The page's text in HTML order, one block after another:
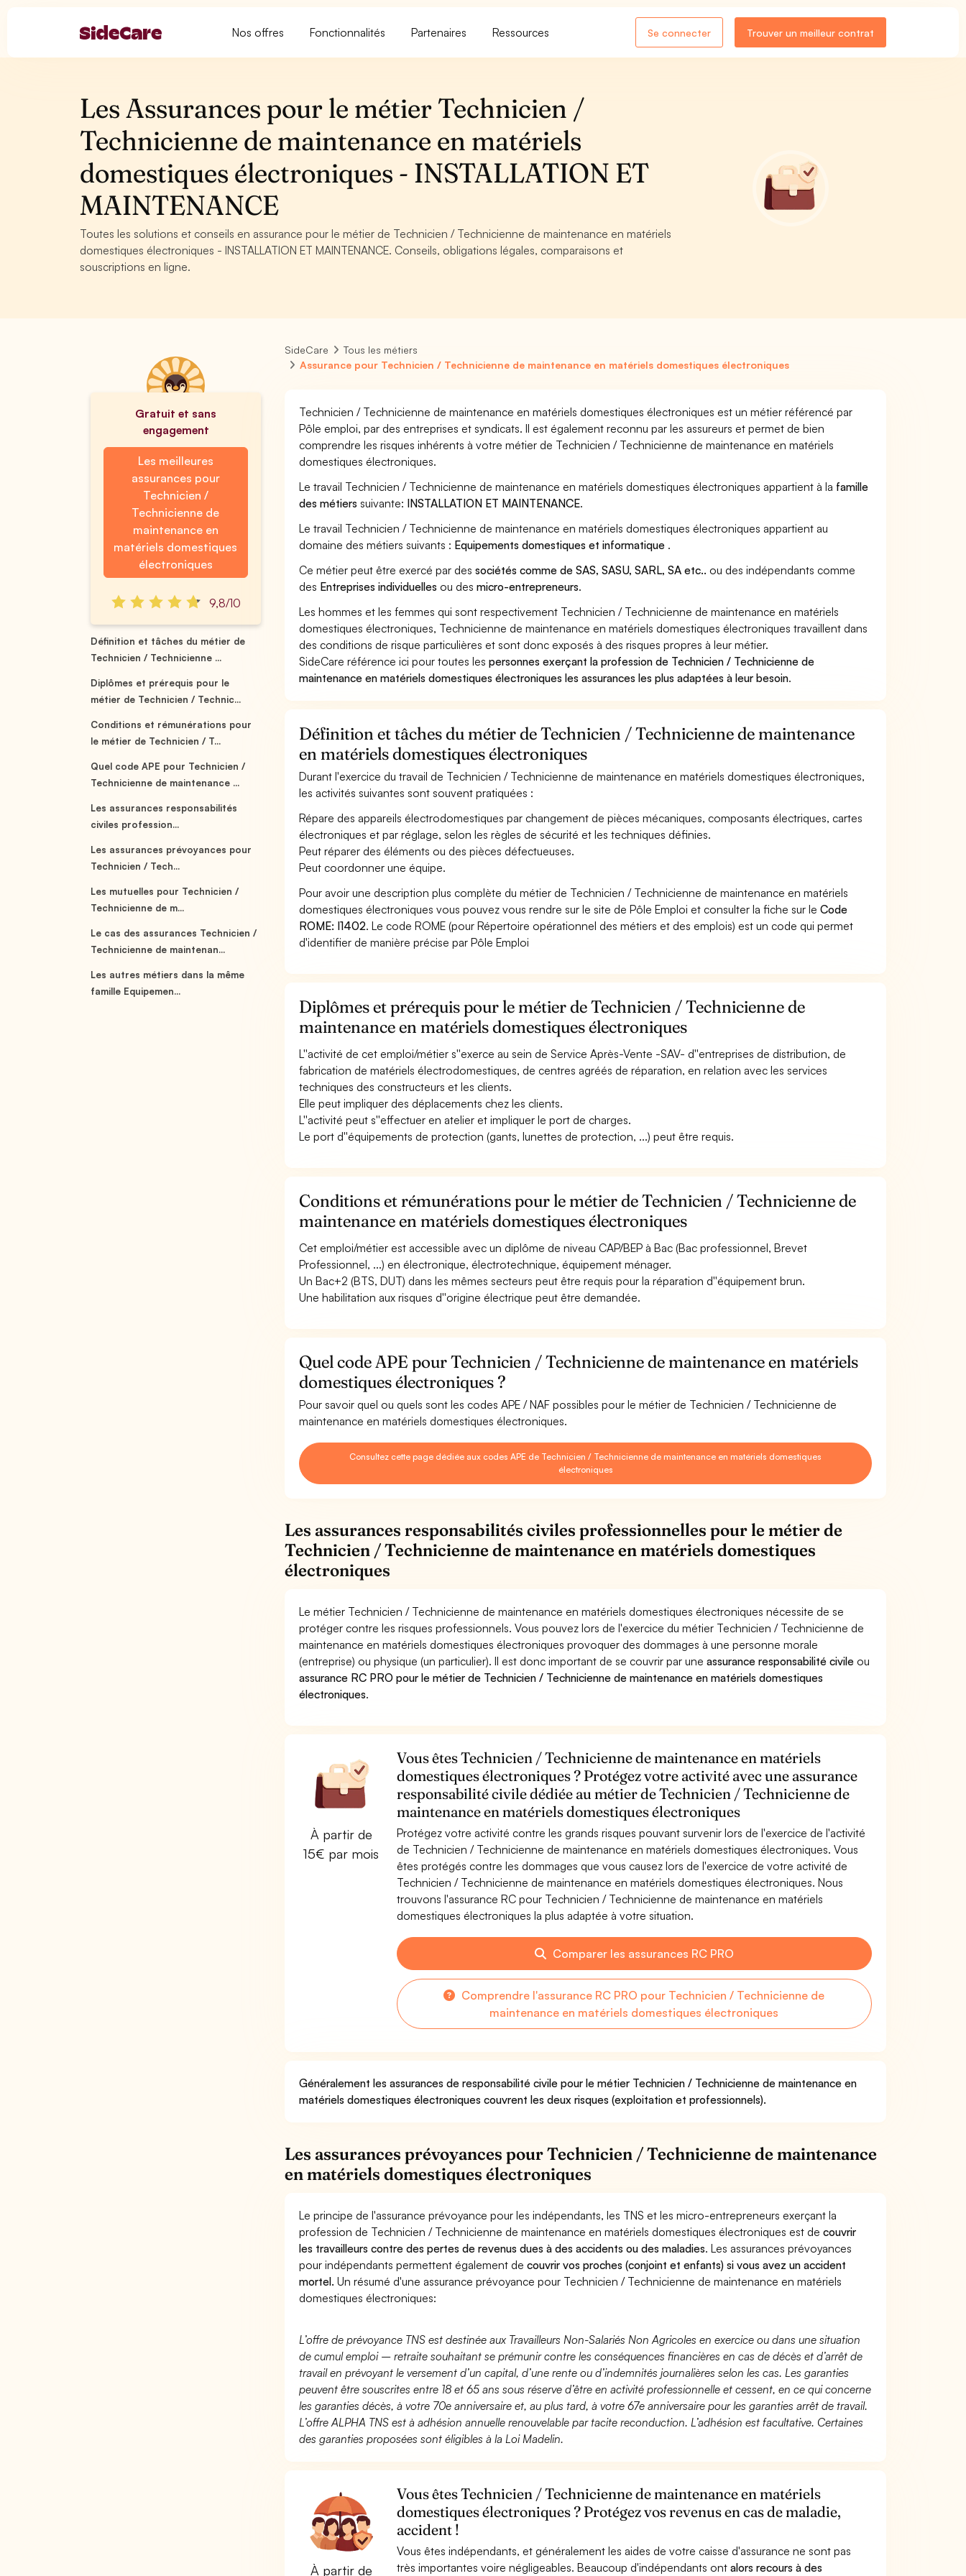
Nos offres Fonctionnalités Partenaires Ressources Se connecter Trouver un meilleur contrat
Les Assurances pour le métier Technicien /
Technicienne de maintenance en matériels
domestiques électroniques - INSTALLATION ET
MAINTENANCE
Toutes les solutions et conseils en assurance pour le métier de Technicien / Technicienne de maintenance en matériels
domestiques électroniques - INSTALLATION ET MAINTENANCE. Conseils, obligations légales, comparaisons et
souscriptions en ligne.
Gratuit et sans
engagement
Les meilleures
assurances pour
Technicien /
Technicienne de
maintenance en
matériels domestiques
électroniques
9,8/10
Définition et tâches du métier de
Technicien / Technicienne ...
Diplômes et prérequis pour le
métier de Technicien / Technic...
Conditions et rémunérations pour
le métier de Technicien / T...
Quel code APE pour Technicien /
Technicienne de maintenance ...
Les assurances responsabilités
civiles profession...
Les assurances prévoyances pour
Technicien / Tech...
Les mutuelles pour Technicien /
Technicienne de m...
Le cas des assurances Technicien /
Technicienne de maintenan...
Les autres métiers dans la même
famille Equipemen...
SideCare
Tous les métiers
Assurance pour Technicien / Technicienne de maintenance en matériels domestiques électroniques
Technicien / Technicienne de maintenance en matériels domestiques électroniques est un métier référencé par
Pôle emploi, par des entreprises et syndicats. Il est également reconnu par les assureurs et permet de bien
comprendre les risques inhérents à votre métier de Technicien / Technicienne de maintenance en matériels
domestiques électroniques.
Le travail Technicien / Technicienne de maintenance en matériels domestiques électroniques appartient à la famille
des métiers suivante: INSTALLATION ET MAINTENANCE.
Le travail Technicien / Technicienne de maintenance en matériels domestiques électroniques appartient au
domaine des métiers suivants : Equipements domestiques et informatique .
Ce métier peut être exercé par dessociétés comme de SAS, SASU, SARL, SA etc.. ou des indépendants comme
des Entreprises individuelles ou desmicro-entrepreneurs.
Les hommes et les femmes qui sont respectivement Technicien / Technicienne de maintenance en matériels
domestiques électroniques, Technicienne de maintenance en matériels domestiques électroniques travaillent dans
des conditions de risque particulières et sont donc exposés à des risques propres à leur métier.
SideCare référence ici pour toutes lespersonnes exerçant la profession de Technicien / Technicienne de
maintenance en matériels domestiques électroniques les assurances les plus adaptées à leur besoin.
Définition et tâches du métier de Technicien / Technicienne de maintenance
en matériels domestiques électroniques
Durant l'exercice du travail de Technicien / Technicienne de maintenance en matériels domestiques électroniques,
les activités suivantes sont souvent pratiquées :
Répare des appareils électrodomestiques par changement de pièces mécaniques, composants électriques, cartes
électroniques et par réglage, selon les règles de sécurité et les techniques définies.
Peut réparer des éléments ou des pièces défectueuses.
Peut coordonner une équipe.
Pour avoir une description plus complète du métier de Technicien / Technicienne de maintenance en matériels
domestiques électroniques vous pouvez vous rendre sur le site de Pôle Emploi et consulter la fiche sur leCode
ROME: I1402. Le code ROME (pour Répertoire opérationnel des métiers et des emplois) est un code qui permet
d'identifier de manière précise par Pôle Emploi
Diplômes et prérequis pour le métier de Technicien / Technicienne de
maintenance en matériels domestiques électroniques
L''activité de cet emploi/métier s''exerce au sein de Service Après-Vente -SAV- d''entreprises de distribution, de
fabrication de matériels électrodomestiques, de centres agréés de réparation, en relation avec les services
techniques des constructeurs et les clients.
Elle peut impliquer des déplacements chez les clients.
L''activité peut s''effectuer en atelier et impliquer le port de charges.
Le port d''équipements de protection (gants, lunettes de protection, ...) peut être requis.
Conditions et rémunérations pour le métier de Technicien / Technicienne de
maintenance en matériels domestiques électroniques
Cet emploi/métier est accessible avec un diplôme de niveau CAP/BEP à Bac (Bac professionnel, Brevet
Professionnel, ...) en électronique, électrotechnique, équipement ménager.
Un Bac+2 (BTS, DUT) dans les mêmes secteurs peut être requis pour la réparation d''équipement brun.
Une habilitation aux risques d''origine électrique peut être demandée.
Quel code APE pour Technicien / Technicienne de maintenance en matériels
domestiques électroniques ?
Pour savoir quel ou quels sont les codes APE / NAF possibles pour le métier de Technicien / Technicienne de
maintenance en matériels domestiques électroniques.
Consultez cette page dédiée aux codes APE de Technicien / Technicienne de maintenance en matériels domestiques
électroniques
Les assurances responsabilités civiles professionnelles pour le métier de
Technicien / Technicienne de maintenance en matériels domestiques
électroniques
Le métier Technicien / Technicienne de maintenance en matériels domestiques électroniques nécessite de se
protéger contre les risques professionnels. Vous pouvez lors de l'exercice du métier Technicien / Technicienne de
maintenance en matériels domestiques électroniques provoquer des dommages à une personne morale
(entreprise) ou physique (un particulier). Il est donc important de se couvrir par uneassurance responsabilité civile ou
assurance RC PRO pour le métier de Technicien / Technicienne de maintenance en matériels domestiques
électroniques.
À partir de
15€ par mois
Vous êtes Technicien / Technicienne de maintenance en matériels
domestiques électroniques ? Protégez votre activité avec une assurance
responsabilité civile dédiée au métier de Technicien / Technicienne de
maintenance en matériels domestiques électroniques
Protégez votre activité contre les grands risques pouvant survenir lors de l'exercice de l'activité
de Technicien / Technicienne de maintenance en matériels domestiques électroniques. Vous
êtes protégés contre les dommages que vous causez lors de l'exercice de votre activité de
Technicien / Technicienne de maintenance en matériels domestiques électroniques. Nous
trouvons l'assurance RC pour Technicien / Technicienne de maintenance en matériels
domestiques électroniques la plus adaptée à votre situation.
Comparer les assurances RC PRO
Comprendre l'assurance RC PRO pour Technicien / Technicienne de
maintenance en matériels domestiques électroniques
Généralement les assurances de responsabilité civile pour le métier Technicien / Technicienne de maintenance en
matériels domestiques électroniques couvrent les deux risques (exploitation et professionnels).
Les assurances prévoyances pour Technicien / Technicienne de maintenance
en matériels domestiques électroniques
Le principe de l'assurance prévoyance pour les indépendants, les TNS et les micro-entrepreneurs exerçant la
profession de Technicien / Technicienne de maintenance en matériels domestiques électroniques est decouvrir
les travailleurs contre des pertes de revenus dues à des accidents ou des maladies. Les assurances prévoyances
pour indépendants permettent également decouvrir vos proches (conjoint et enfants) si vous avez un accident
mortel. Un résumé d'une assurance prévoyance pour Technicien / Technicienne de maintenance en matériels
domestiques électroniques:
L’offre de prévoyance TNS est destinée aux Travailleurs Non-Salariés Non Agricoles en exercice ou dans une situation
de cumul emploi – retraite souhaitant se prémunir contre les conséquences financières en cas de décès et d’arrêt de
travail en prévoyant le versement d’un capital, d’une rente ou d’indemnités journalières selon les cas. Les garanties
peuvent être souscrites entre 18 et 65 ans sous réserve d’être en activité professionnelle et cessent, en ce qui concerne
les garanties décès, à votre 70e anniversaire et, au plus tard, à votre 67e anniversaire pour les garanties arrêt de travail.
L’offre ALPHA TNS est à adhésion annuelle renouvelable par tacite reconduction. L’adhésion est facultative. Certaines
des garanties proposées sont éligibles à la Loi Madelin.
À partir de
Vous êtes Technicien / Technicienne de maintenance en matériels
domestiques électroniques ? Protégez vos revenus en cas de maladie,
accident !
Vous êtes indépendants, et généralement les aides de votre caisse d'assurance ne sont pas
très importantes voire négligeables. Beaucoup d'indépendants ont alors recours à des